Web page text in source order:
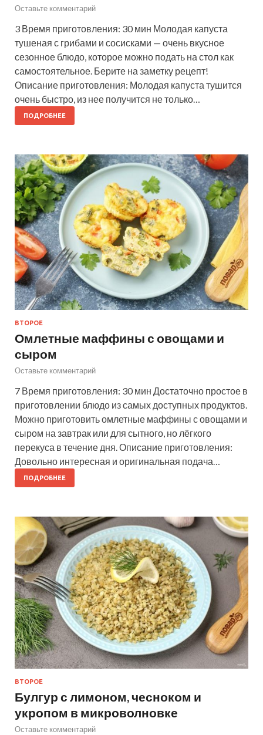
Оставьте комментарий
3 Время приготовления: 30 мин Молодая капуста
тушеная с грибами и сосисками — очень вкусное
сезонное блюдо, которое можно подать на стол как
самостоятельное. Берите на заметку рецепт!
Описание приготовления: Молодая капуста тушится
очень быстро, из нее получится не только…
ПОДРОБНЕЕ
ВТОРОЕ
Омлетные маффины с овощами и
сыром
Оставьте комментарий
7 Время приготовления: 30 мин Достаточно простое в
приготовлении блюдо из самых доступных продуктов.
Можно приготовить омлетные маффины с овощами и
сыром на завтрак или для сытного, но лёгкого
перекуса в течение дня. Описание приготовления:
Довольно интересная и оригинальная подача…
ПОДРОБНЕЕ
ВТОРОЕ
Булгур с лимоном, чесноком и
укропом в микроволновке
Оставьте комментарий